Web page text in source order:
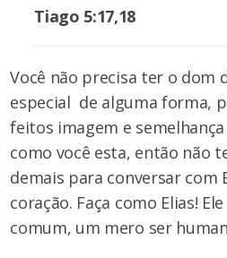
Tiago 5:17,18
Você não precisa ter o dom
especial de alguma forma,
feitos imagem e
como você esta, então não
demais para conversar com
coração. Faça como Elias!
comum, um mero ser